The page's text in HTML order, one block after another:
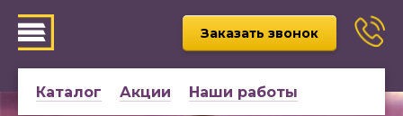
Заказать звонок
Каталог Акции Наши работы